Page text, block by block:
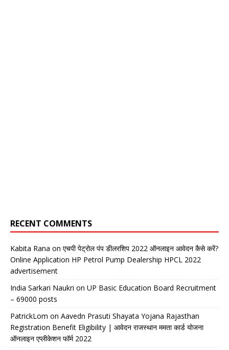
RECENT COMMENTS
Kabita Rana on एचपी पेट्रोल पंप डीलरशिप 2022 ऑनलाइन आवेदन कैसे करें?
Online Application HP Petrol Pump Dealership HPCL 2022
advertisement
India Sarkari Naukri on UP Basic Education Board Recruitment
– 69000 posts
PatrickLom on Aavedn Prasuti Shayata Yojana Rajasthan
Registration Benefit Eligibility | आवेदन राजस्थान ममता कार्ड योजना
ऑनलाइन एप्लीकेशन फॉर्म 2022